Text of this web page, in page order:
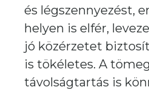
és légszennyezést,
helyen is elfér,
jó közérzetet
is tökéletes. A
távolságtartás is